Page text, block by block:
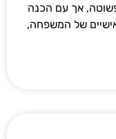
אך עם הכנה
של המשפחה,